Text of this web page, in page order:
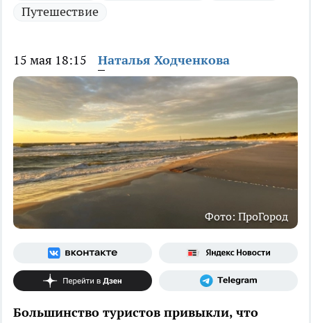
Путешествие
15 мая 18:15 Наталья Ходченкова
Фото: ПроГород
Большинство туристов привыкли, что